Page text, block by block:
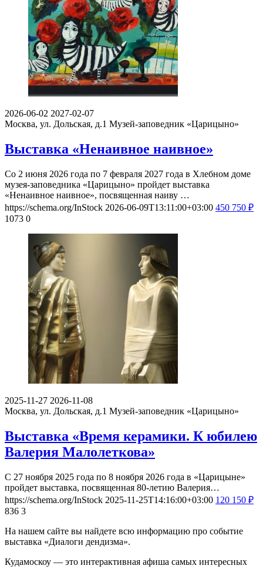
2026-06-02 2027-02-07
Москва, ул. Дольская, д.1 Музей-заповедник «Царицыно»
Выставка «Ненаивное наивное»
Со 2 июня 2026 года по 7 февраля 2027 года в Хлебном доме
музея-заповедника «Царицыно» пройдет выставка
«Ненаивное наивное», посвященная наиву …
https://schema.org/InStock 2026-06-09T13:11:00+03:00 450 750 ₽
1073 0
2025-11-27 2026-11-08
Москва, ул. Дольская, д.1 Музей-заповедник «Царицыно»
Выставка «Время керамики. К юбилею
Валерия Малолеткова»
С 27 ноября 2025 года по 8 ноября 2026 года в «Царицыне»
пройдет выставка, посвященная 80-летию Валерия…
https://schema.org/InStock 2025-11-25T14:16:00+03:00 120 150 ₽
836 3
На нашем сайте вы найдете всю информацию про событие
выставка «Диалоги дендизма».
Кудамоскоу — это интерактивная афиша самых интересных